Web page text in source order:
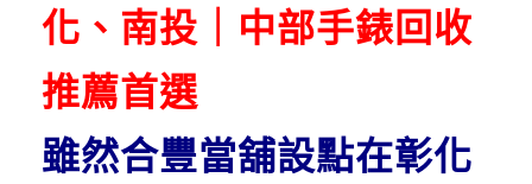
化、南投｜中部手錶回收
推薦首選
雖然合豐當舖設點在彰化